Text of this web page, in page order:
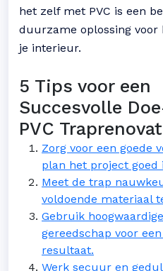
het zelf met PVC is een
duurzame oplossing voor
je interieur.
5 Tips voor een
Succesvolle
PVC
Zorg voor een goede
plan het project goed
Meet de trap
voldoende materiaal
Gebruik
gereedschap voor
resultaat.
Werk secuur en